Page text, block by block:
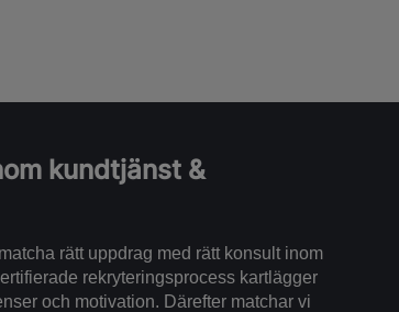
kundtjänst &
rätt uppdrag med rätt konsult inom
rekryteringsprocess kartlägger
och motivation. Därefter matchar vi